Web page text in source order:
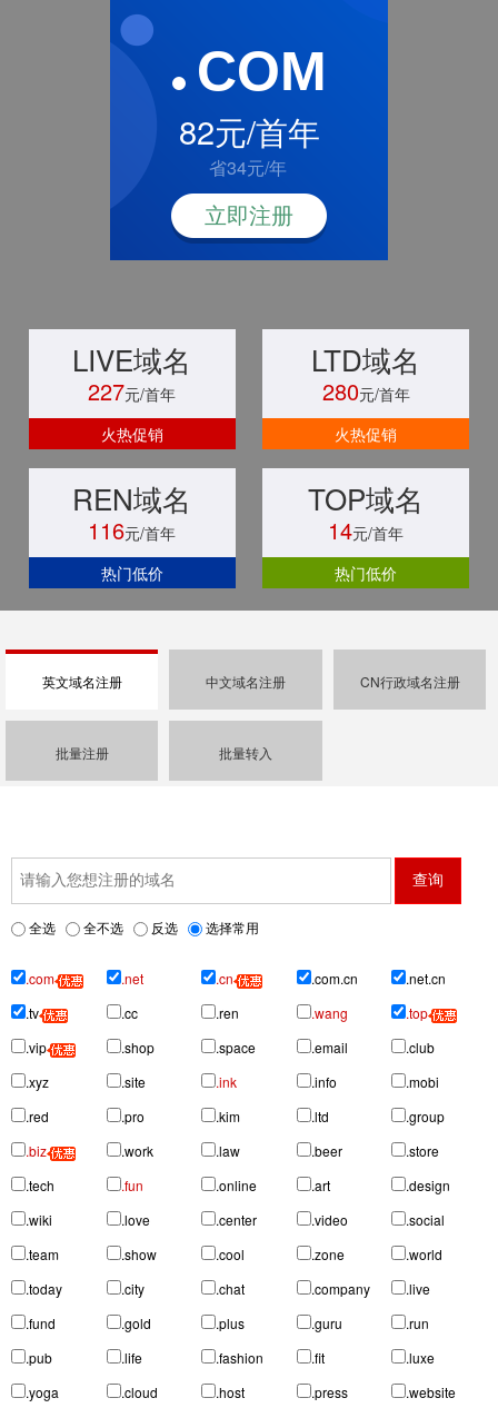
COM
82元/首年
省34元/年
立即注册
LIVE域名
227元/首年
火热促销
LTD域名
280元/首年
火热促销
REN域名
116元/首年
热门低价
TOP域名
14元/首年
热门低价
英文域名注册 中文域名注册 CN行政域名注册
批量注册 批量转入
全选 全不选 反选 选择常用
.com .net .cn .com.cn
.net.cn
.tv
.cc .ren .wang
.top
.vip
.shop .space .email
.club
.xyz
.site .ink .info
.mobi
.red
.pro .kim .ltd
.group
.biz
.work .law .beer
.store
.tech
.fun .online .art
.design
.wiki
.love .center .video
.social
.team
.show .cool .zone
.world
.today
.city .chat .company
.live
.fund
.gold .plus .guru
.run
.pub
.life .fashion .fit
.luxe
.yoga
.cloud .host .press
.website